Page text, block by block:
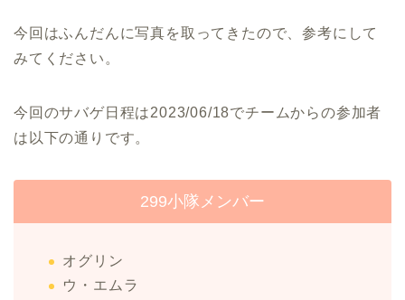
今回はふんだんに写真を取ってきたので、参考にして
みてください。
今回のサバゲ日程は2023/06/18でチームからの参加者
は以下の通りです。
299小隊メンバー
オグリン
ウ・エムラ